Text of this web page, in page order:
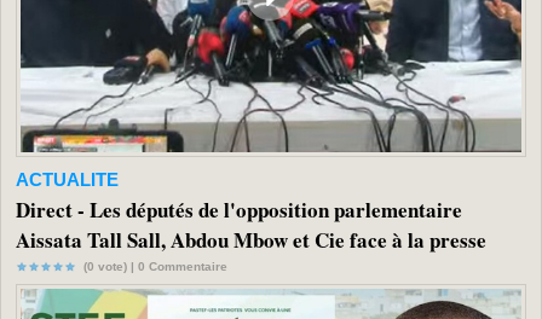
ACTUALITE
Direct - Les députés de l'opposition parlementaire
Aissata Tall Sall, Abdou Mbow et Cie face à la presse
(0 vote) | 0 Commentaire